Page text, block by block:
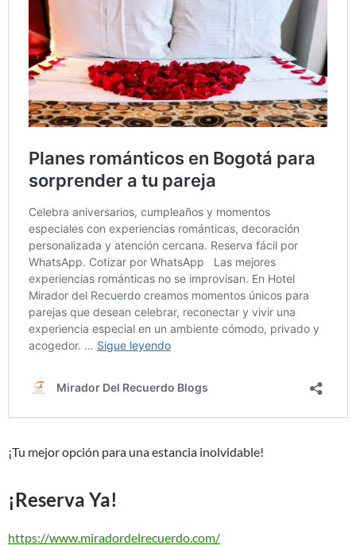
¡Tu mejor opción para una estancia inolvidable!
¡Reserva Ya!
https://www.miradordelrecuerdo.com/